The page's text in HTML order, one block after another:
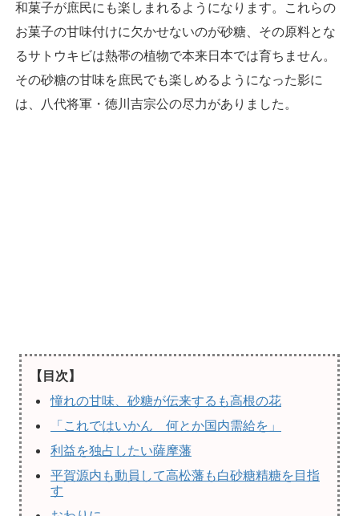
和菓子が庶民にも楽しまれるようになります。これらの
お菓子の甘味付けに欠かせないのが砂糖、その原料とな
るサトウキビは熱帯の植物で本来日本では育ちません。
その砂糖の甘味を庶民でも楽しめるようになった影に
は、八代将軍・徳川吉宗公の尽力がありました。
【目次】
憧れの甘味、砂糖が伝来するも高根の花
「これではいかん 何とか国内需給を」
利益を独占したい薩摩藩
平賀源内も動員して高松藩も白砂糖精糖を目指
す